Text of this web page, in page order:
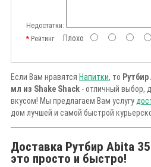
Недостатки:
РейтингПлохо
Если Вам нравятся Напитки, то
мл из Shake Shack - отличный выбор,
вкусом! Мы предлагаем Вам услугу
дом лучшей и самой быстрой
Доставка Рутбир Abita
это просто и быстро!